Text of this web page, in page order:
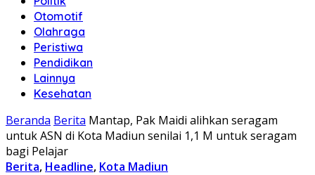
Otomotif
Olahraga
Peristiwa
Pendidikan
Lainnya
Kesehatan
Beranda Berita Mantap, Pak Maidi alihkan seragam
untuk ASN di Kota Madiun senilai 1,1 M untuk seragam
bagi Pelajar
Berita, Headline, Kota Madiun